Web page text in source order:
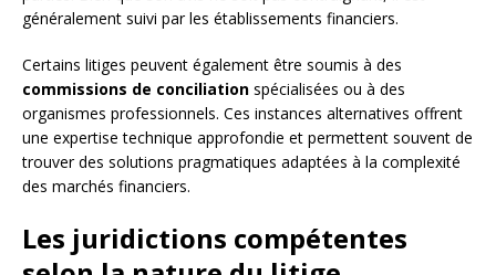
généralement suivi par les établissements financiers.
Certains litiges peuvent également être soumis à des
commissions de conciliation spécialisées ou à des
organismes professionnels. Ces instances alternatives offrent
une expertise technique approfondie et permettent souvent de
trouver des solutions pragmatiques adaptées à la complexité
des marchés financiers.
Les juridictions compétentes